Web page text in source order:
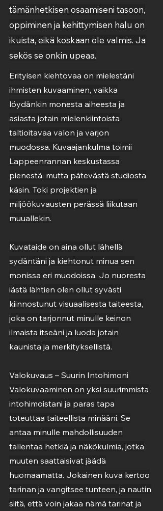
tämänhetkisen osaamiseni tasoon,
oppiminen ja kehittymisen halu on
ikuista, eikä koskaan ole valmis. Ja
sekös se onkin upeaa.
Erityisen kiehtovaa on mielestäni
ihmisten kuvaaminen, vaikka
löydänkin monesta aiheesta ja
asiasta jotain mielenkiintoista
taltioitavaa valon ja varjon
muodossa. Kuvaajankulma toimii
Lappeenrannan keskustassa
pienestä, mutta pätevästä studiosta
käsin. Toki projektien ja
miljöökuvausten perässä liikutaan
muuallekin.
Kuvataide on aina ollut lähellä
sydäntäni ja kiehtonut minua sen
monissa eri muodoissa. Jo nuoresta
iästä lähtien olen ollut syvästi
kiinnostunut visuaalisesta taiteesta,
joka on tarjonnut minulle keinon
ilmaista itseäni ja luoda jotain
kaunista ja merkityksellistä.
Valokuvaus – Suurin Intohimoni
Valokuvaaminen on yksi suurimmista
intohimoistani ja paras tapa
toteuttaa taiteellista minääni. Se
antaa minulle mahdollisuuden
tallentaa hetkiä ja näkökulmia, jotka
muuten saattaisivat jäädä
huomaamatta. Jokainen kuva kertoo
tarinan ja vangitsee tunteen, ja nautin
siitä, että voin jakaa nämä tarinat ja